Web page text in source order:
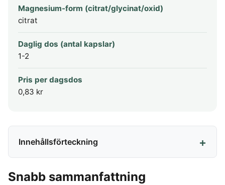
Magnesium-form (citrat/glycinat/oxid)
citrat
Daglig dos (antal kapslar)
1-2
Pris per dagsdos
0,83 kr
Innehållsförteckning
Snabb sammanfattning